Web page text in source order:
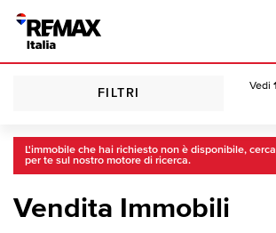
FILTRI
Vedi
L'immobile che hai richiesto non è disponibile,
per te sul nostro motore di ricerca.
Vendita Immobili